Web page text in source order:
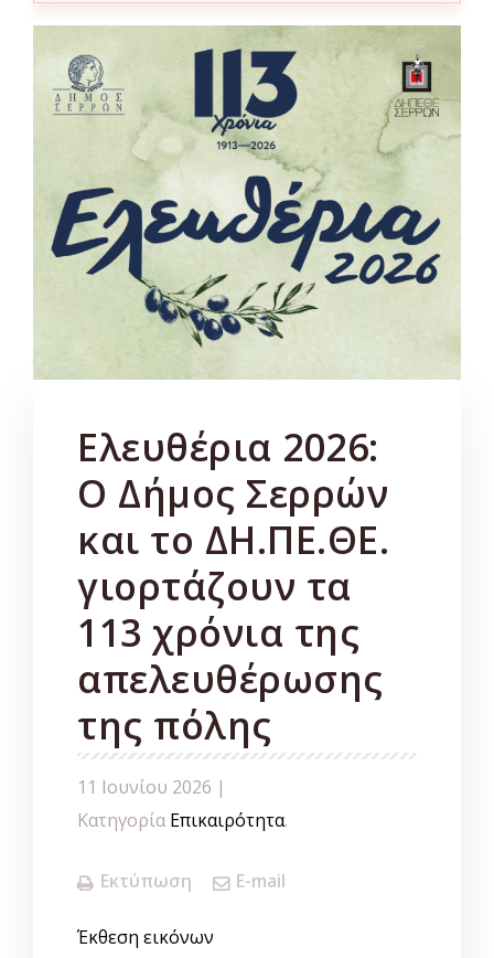
Ελευθέρια 2026:
Ο Δήμος Σερρών
και το ΔΗ.ΠΕ.ΘΕ.
γιορτάζουν τα
113 χρόνια της
απελευθέρωσης
της πόλης
11 Ιουνίου 2026 |
Κατηγορία Επικαιρότητα.
Εκτύπωση E-mail
Έκθεση εικόνων